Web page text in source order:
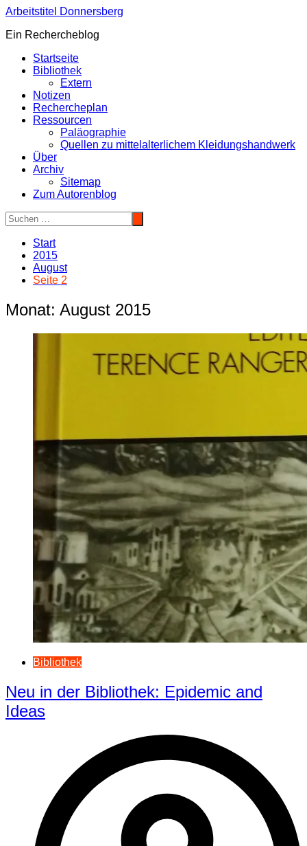
Zum
springen
Arbeitstitel Donnersberg
Ein Rechercheblog
Startseite
Bibliothek
Extern
Notizen
Rechercheplan
Ressourcen
Paläographie
Quellen zu mittelalterlichem Kleidungshandwerk
Über
Archiv
Sitemap
Zum Autorenblog
Start
2015
August
Seite 2
Monat: August 2015
Bibliothek
Neu in der Bibliothek: Epidemic and
Ideas